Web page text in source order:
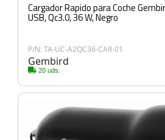
Cargador Rapido para Coche
USB, Qc3.0, 36 W, Negro
P/N: TA-UC-A2QC36-CAR-01
Gembird
20 uds.